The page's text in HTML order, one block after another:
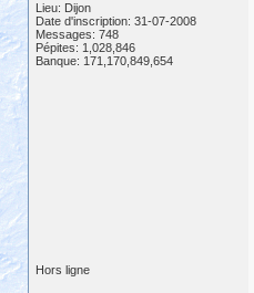
Lieu: Dijon
Date d'inscription: 31-07-2008
Messages: 748
Pépites: 1,028,846
Banque: 171,170,849,654
Hors ligne